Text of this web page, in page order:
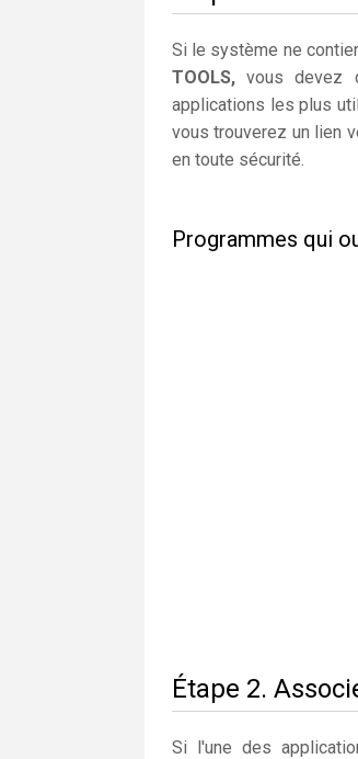
Si le système ne
TOOLS, vous devez
applications les plus
vous trouverez un lien
en toute sécurité.
Programmes qui
Étape 2.
Si l'une des